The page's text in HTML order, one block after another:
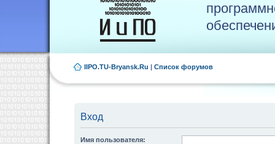
IIPO.TU-Bryansk.Ru | Список форумов
Вход
Имя пользователя: